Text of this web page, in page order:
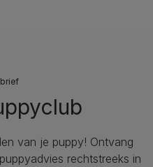
van je puppy!​ Ontvang
rechtstreeks in